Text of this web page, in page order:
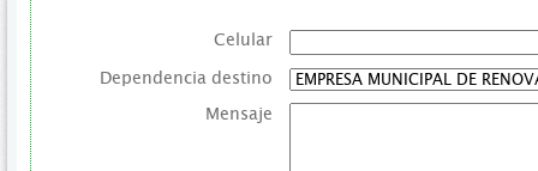
Celular
Dependencia destino
Mensaje